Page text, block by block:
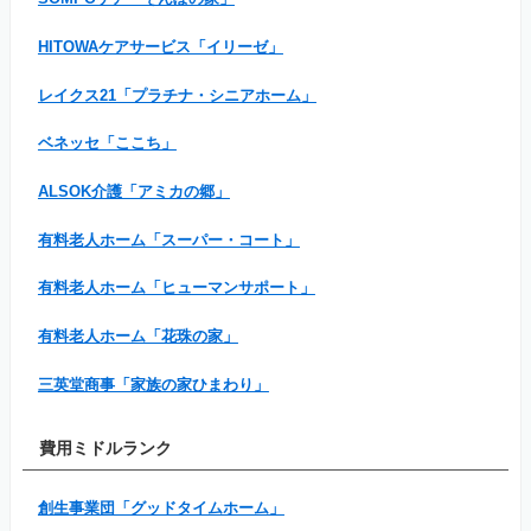
HITOWAケアサービス「イリーゼ」
レイクス21「プラチナ・シニアホーム」
ベネッセ「ここち」
ALSOK介護「アミカの郷」
有料老人ホーム「スーパー・コート」
有料老人ホーム「ヒューマンサポート」
有料老人ホーム「花珠の家」
三英堂商事「家族の家ひまわり」
費用ミドルランク
創生事業団「グッドタイムホーム」